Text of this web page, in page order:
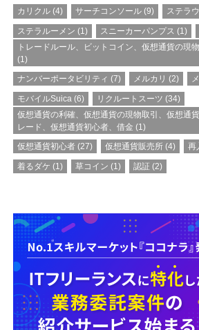
カリクル(4) サーチコンソール(9) ステラ
ステラルーメン (1) スニーカーパンプス (1)
トレードルール、ビットコイン、仮想通貨の現
(1)
ナンバーポータビリティ (7) メルカリ (2)
モバイルSuica(6) リクルートスーツ (34)
仮想通貨の利確、仮想通貨の現物取引、仮想通
レード、仮想通貨初心者、借金 (1)
仮想通貨初心者(27) 仮想通貨販売所(4) 再
着るダケ (1) 草コイン (1) 認証 (2)